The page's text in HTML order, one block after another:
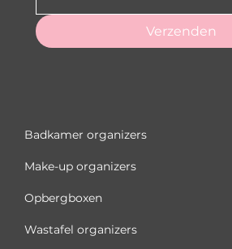
Verzenden
Badkamer organizers
Make-up organizers
Opbergboxen
Wastafel organizers